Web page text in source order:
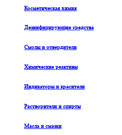
Косметическая химия
Дезинфицирующие средства
Смолы и отвердители
Химические реактивы
Индикаторы и красители
Растворители и спирты
Масла и смазки